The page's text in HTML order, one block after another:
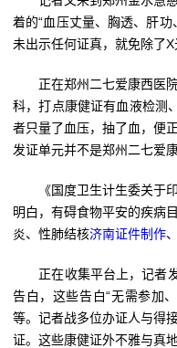
着的“血压丈量、胸透、肝
未出示任何证真，就免除了X
正在郑州二七爱康西医院
科，打点康健证有血液检测
者只量了血压，抽了血，便
发证单元并不是郑州二七爱
《国度卫生计生委关于印
明白，有碍食物平安的疾病
炎、性肺结核济南证件制作
正在收集平台上，记者发
告白，这些告白“无需参加
等。记者战多位办证人与得
证。这些康健证外不雅与真